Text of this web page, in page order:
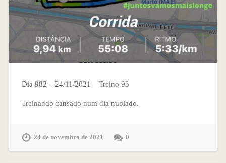
Dia 982 – 24/11/2021 – Treino 93
Treinando cansado num dia nublado.
24 de novembro de 2021 0